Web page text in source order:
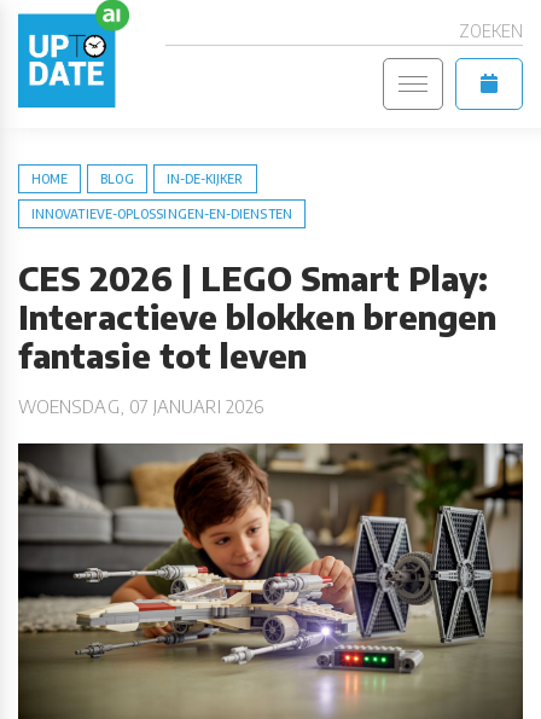
ZOEKEN
HOME BLOG IN-DE-KIJKER
INNOVATIEVE-OPLOSSINGEN-EN-DIENSTEN
CES 2026 | LEGO Smart Play:
Interactieve blokken brengen
fantasie tot leven
WOENSDAG, 07 JANUARI 2026